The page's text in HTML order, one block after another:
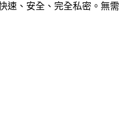
速、安全、完全私密。無需